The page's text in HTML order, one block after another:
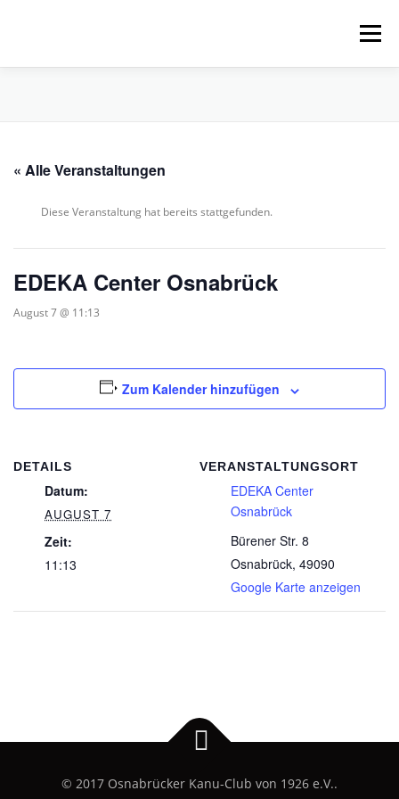
Menü
VERLEIH, TOUREN UND SUP
« Alle Veranstaltungen
Diese Veranstaltung hat bereits stattgefunden.
EDEKA Center Osnabrück
August 7 @ 11:13
Zum Kalender hinzufügen
DETAILS
Datum:
AUGUST 7
Zeit:
11:13
VERANSTALTUNGSORT
EDEKA Center
Osnabrück
Bürener Str. 8
Osnabrück, 49090
Google Karte anzeigen
© 2017 Osnabrücker Kanu-Club von 1926 e.V..